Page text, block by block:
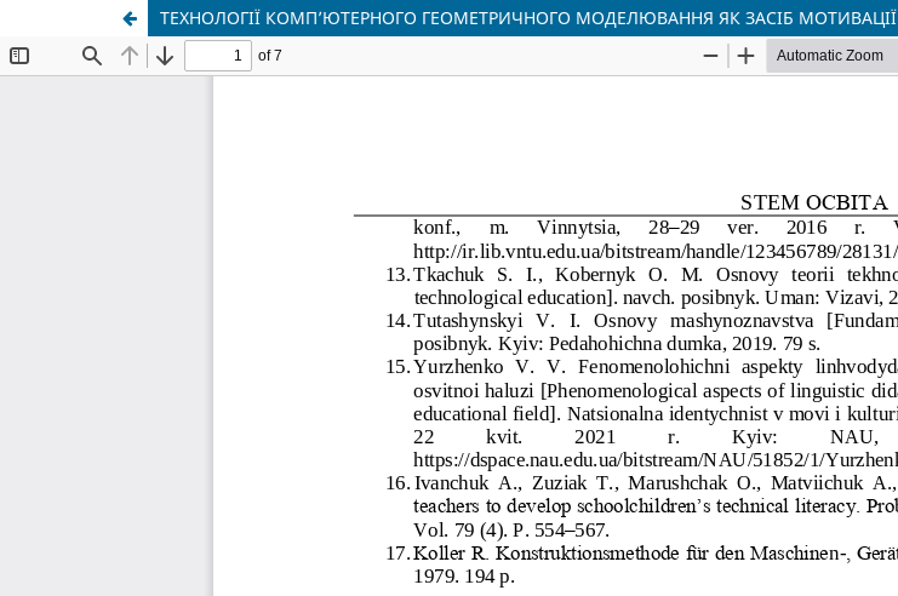
ТЕХНОЛОГІЇ КОМП’ЮТЕРНОГО ГЕОМЕТРИЧНОГО МОДЕЛЮВАННЯ ЯК ЗАСІБ